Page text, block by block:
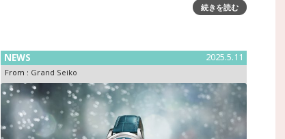
プを記念する「19Thirty」和光モデルを発表東京・銀座
日本を代表す
続きを読む
NEWS 2025.5.11
From : Grand Seiko